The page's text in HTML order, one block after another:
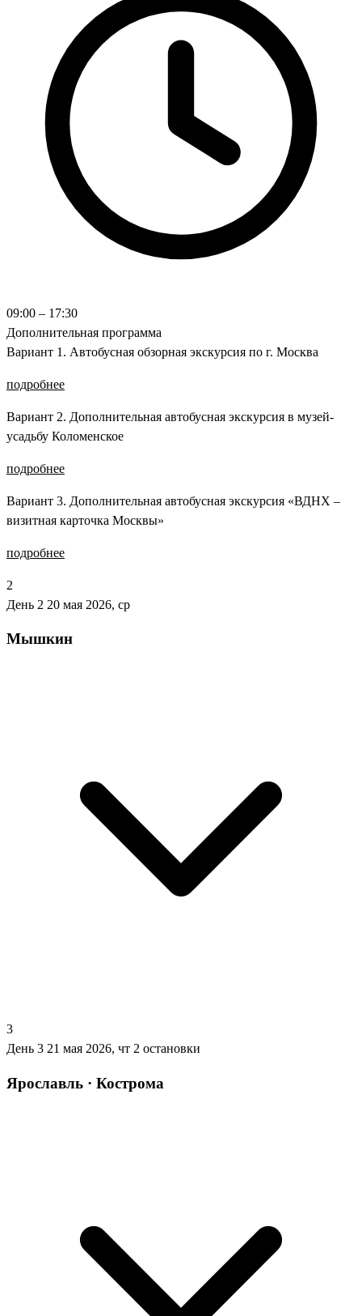
09:00 – 17:30
Дополнительная программа
Вариант 1. Автобусная обзорная экскурсия по г. Москва
подробнее
Вариант 2. Дополнительная автобусная экскурсия в музей-
усадьбу Коломенское
подробнее
Вариант 3. Дополнительная автобусная экскурсия «ВДНХ –
визитная карточка Москвы»
подробнее
2
День 2 20 мая 2026, ср
Мышкин
3
День 3 21 мая 2026, чт 2 остановки
Ярославль · Кострома